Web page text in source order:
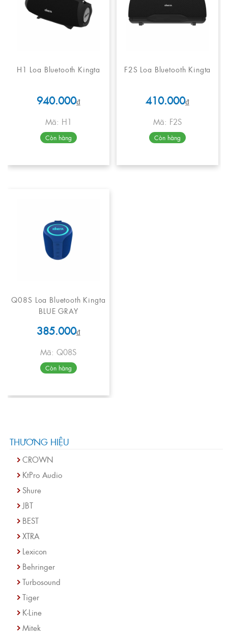
H1 Loa Bluetooth Kingta
940.000₫
Mã: H1
Còn hàng
F2S Loa Bluetooth Kingta
410.000₫
Mã: F2S
Còn hàng
Q08S Loa Bluetooth Kingta
BLUE GRAY
385.000₫
Mã: Q08S
Còn hàng
THƯƠNG HIỆU
CROWN
KtPro Audio
Shure
JBT
BEST
XTRA
Lexicon
Behringer
Turbosound
Tiger
K-Line
Mitek